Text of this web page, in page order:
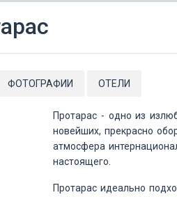
ФОТОГРАФИИ ОТЕЛИ
Протарас - одно из
новейших, прекрасно
атмосфера
настоящего.
Протарас идеально